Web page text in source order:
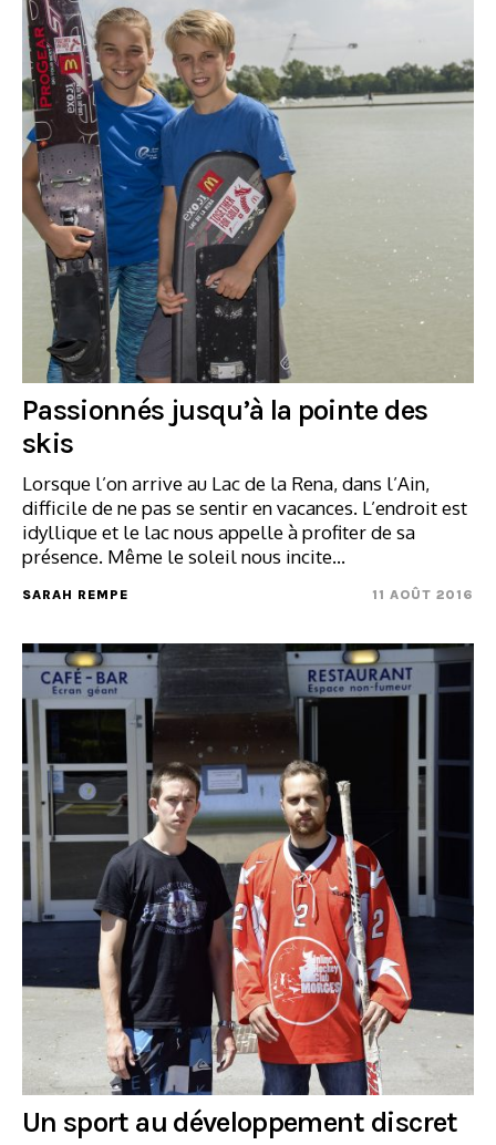
Passionnés jusqu’à la pointe des
skis
Lorsque l’on arrive au Lac de la Rena, dans l’Ain,
difficile de ne pas se sentir en vacances. L’endroit est
idyllique et le lac nous appelle à profiter de sa
présence. Même le soleil nous incite…
SARAH REMPE 11 AOÛT 2016
Un sport au développement discret